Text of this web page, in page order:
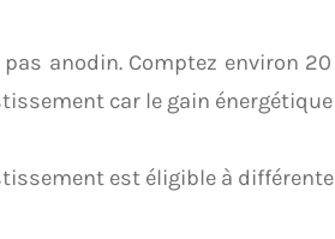
pas anodin. Comptez environ
car le gain
est éligible à